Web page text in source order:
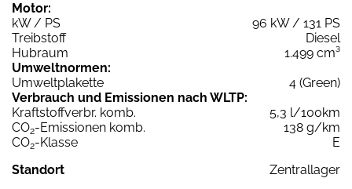
Motor:
kW / PS
96 kW / 131 PS
Treibstoff
Diesel
Hubraum
1.499 cm³
Umweltnormen:
Umweltplakette
4 (Green)
Verbrauch und Emissionen nach WLTP:
Kraftstoffverbr. komb.
5,3 l/100km
CO2-Emissionen komb.
138 g/km
CO2-Klasse
E
Standort
Zentrallager